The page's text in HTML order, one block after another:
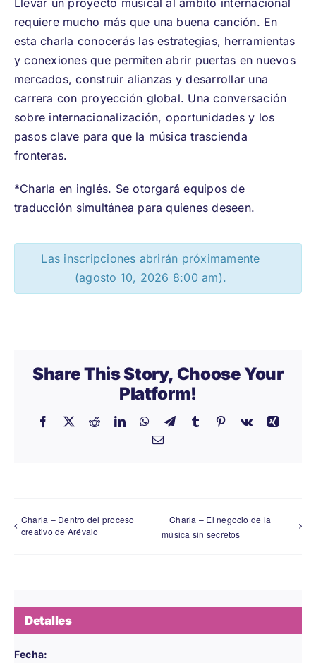
requiere mucho más que una buena canción. En
esta charla conocerás las estrategias, herramientas
y conexiones que permiten abrir puertas en nuevos
mercados, construir alianzas y desarrollar una
carrera con proyección global. Una conversación
sobre internacionalización, oportunidades y los
pasos clave para que la música trascienda
fronteras.
*Charla en inglés. Se otorgará equipos de
traducción simultánea para quienes deseen.
Las inscripciones abrirán próximamente
(agosto 10, 2026 8:00 am).
Share This Story, Choose Your
Platform!
Facebook
X RedditLinkedInWhatsApp
TelegramTumblr Pinterest
Vk
Xing
Email
Charla – Dentro del proceso
creativo de Arévalo
Charla – El negocio de la
música sin secretos
Detalles
Fecha: